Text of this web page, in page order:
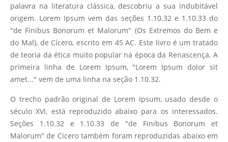
palavra na literatura clássica, descobriu a sua indubitável
origem. Lorem Ipsum vem das seções 1.10.32 e 1.10.33 do
"de Finibus Bonorum et Malorum" (Os Extremos do Bem e
do Mal), de Cícero, escrito em 45 AC. Este livro é um tratado
de teoria da ética muito popular na época da Renascença. A
primeira linha de Lorem Ipsum, "Lorem Ipsum dolor sit
amet..." vem de uma linha na seção 1.10.32.
O trecho padrão original de Lorem Ipsum, usado desde o
século XVI, está reproduzido abaixo para os interessados.
Seções 1.10.32 e 1.10.33 de "de Finibus Bonorum et
Malorum" de Cicero também foram reproduzidas abaixo em